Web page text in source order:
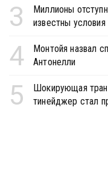
3
Миллионы
известны условия
4
Монтойя назвал
Антонелли
5
Шокирующая
тинейджер стал